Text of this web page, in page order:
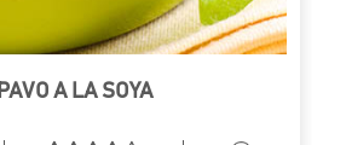
PAVO A LA SOYA